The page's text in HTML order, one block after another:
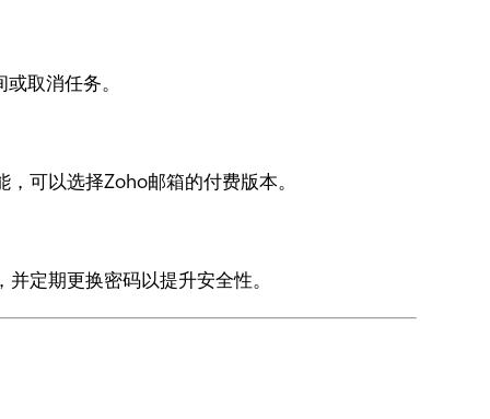
取消任务。
可以选择Zoho邮箱的付费版本。
定期更换密码以提升安全性。